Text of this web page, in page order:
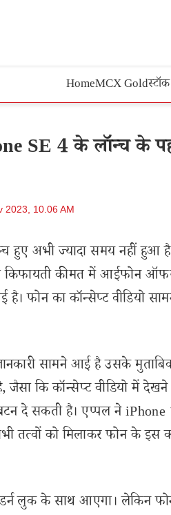
HomeMCX Gold
SE 4 के लॉन्च के
2023, 10.06 AM
हुए अभी ज्यादा समय नहीं हुआ
कीमत में आईफोन ऑफर
फोन का कॉन्सेप्ट वीडियो
सामने आई है उसके
कि कॉन्सेप्ट वीडियो में
दे सकती है। एप्पल ने iPhone
तत्वों को मिलाकर फोन के इस
लुक के साथ आएगा। लेकिन